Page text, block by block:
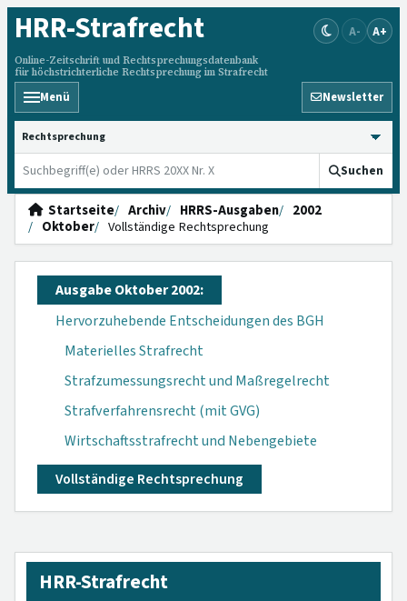
HRR-Strafrecht
Online-Zeitschrift und Rechtsprechungsdatenbank
für höchstrichterliche Rechtsprechung im Strafrecht
A- A+
Menü Newsletter
HRRS durchsuchen
Suchen
Startseite Archiv HRRS-Ausgaben
2002
Oktober
Vollständige Rechtsprechung
Ausgabe Oktober 2002:
Hervorzuhebende Entscheidungen des BGH
Materielles Strafrecht
Strafzumessungsrecht und Maßregelrecht
Strafverfahrensrecht (mit GVG)
Wirtschaftsstrafrecht und Nebengebiete
Vollständige Rechtsprechung
HRR-Strafrecht